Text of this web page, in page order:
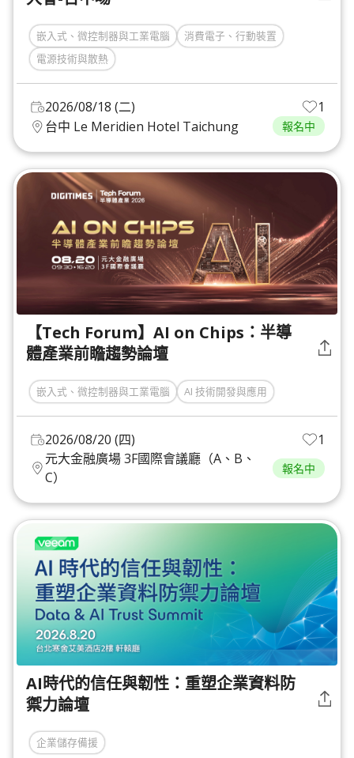
嵌入式、微控制器與工業電腦
消費電子、行動裝置
電源技術與散熱
2026/08/18 (二)
1
台中 Le Meridien Hotel Taichung
報名中
【Tech Forum】AI on Chips：半導
體產業前瞻趨勢論壇
嵌入式、微控制器與工業電腦 AI 技術開發與應用
2026/08/20 (四)
1
元大金融廣場 3F國際會議廳（A、B、
C）
報名中
AI時代的信任與韌性：重塑企業資料防
禦力論壇
企業儲存備援